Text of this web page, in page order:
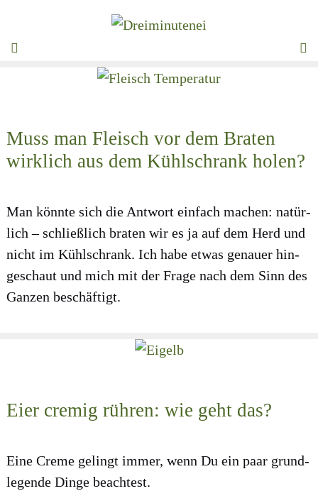
springen
Muss man Fleisch vor dem Braten
wirklich aus dem Kühlschrank holen?
Man könn­te sich die Ant­wort ein­fach machen: natür­
lich – schließ­lich bra­ten wir es ja auf dem Herd und
nicht im Kühl­schrank. Ich habe etwas genau­er hin­
ge­schaut und mich mit der Fra­ge nach dem Sinn des
Gan­zen beschäf­tigt.
Eier cremig rühren: wie geht das?
Eine Creme gelingt immer, wenn Du ein paar grund­
le­gen­de Din­ge beach­test.